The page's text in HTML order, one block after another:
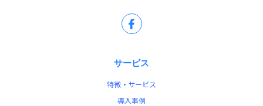
サービス
特徴・サービス
導入事例